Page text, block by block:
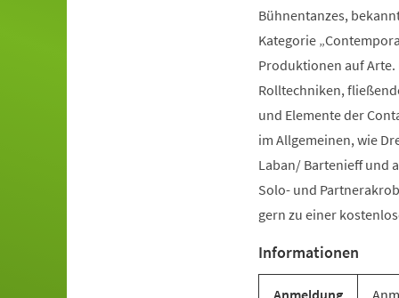
Bühnentanzes,
Kategorie
Produktionen auf Arte.
Rolltechniken,
und Elemente der
im Allgemeinen, wie
Laban/ Bartenieff und
Solo- und
gern zu einer
Informationen
Anmeldung